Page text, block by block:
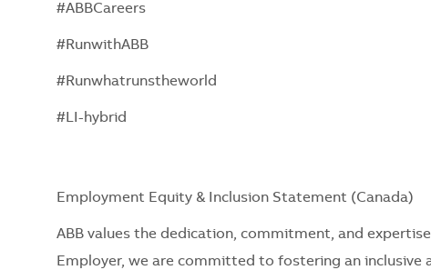
#ABBCareers
#RunwithABB
#Runwhatrunstheworld
#LI-hybrid
Employment Equity & Inclusion Statement (Canada)
ABB values the dedication, commitment, and
Employer, we are committed to fostering an inclusive